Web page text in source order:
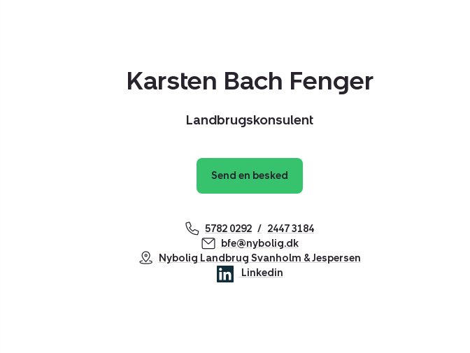
Du kan finde mere om ejendommen på linket: www.råsøgaard.com
Karsten Bach Fenger
Landbrugskonsulent
Send en besked
5782 0292
2447 3184
bfe@nybolig.dk
Nybolig Landbrug Svanholm & Jespersen
Linkedin